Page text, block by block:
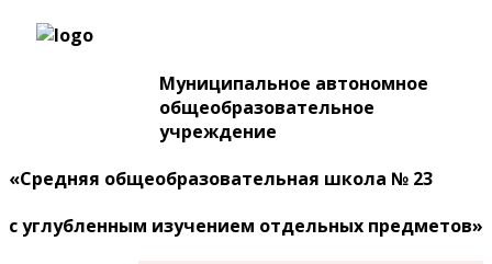
Муниципальное автономное
общеобразовательное
учреждение
«Средняя общеобразовательная школа № 23
с углубленным изучением отдельных предметов»